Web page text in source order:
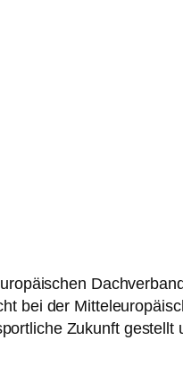
bei der
Zukunft gestellt